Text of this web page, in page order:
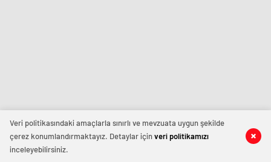
Veri politikasındaki amaçlarla sınırlı ve mevzuata uygun şekilde
çerez konumlandırmaktayız. Detaylar içinveri politikamızı
inceleyebilirsiniz.